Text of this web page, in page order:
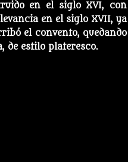
en el siglo XVI, con
en el siglo XVII, ya
el convento, quedando
de estilo plateresco.